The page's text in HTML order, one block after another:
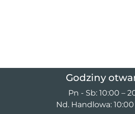
Godziny
Pn - Sb: 10:00 –
Nd. Handlowa: 10:00